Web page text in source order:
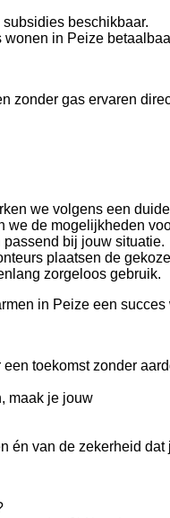
beschikbaar.
in Peize
zonder gas ervaren
we volgens een
we de mogelijkheden
passend bij jouw situatie.
plaatsen de
zorgeloos gebruik.
in Peize een succes
toekomst zonder
maak je jouw
én van de zekerheid